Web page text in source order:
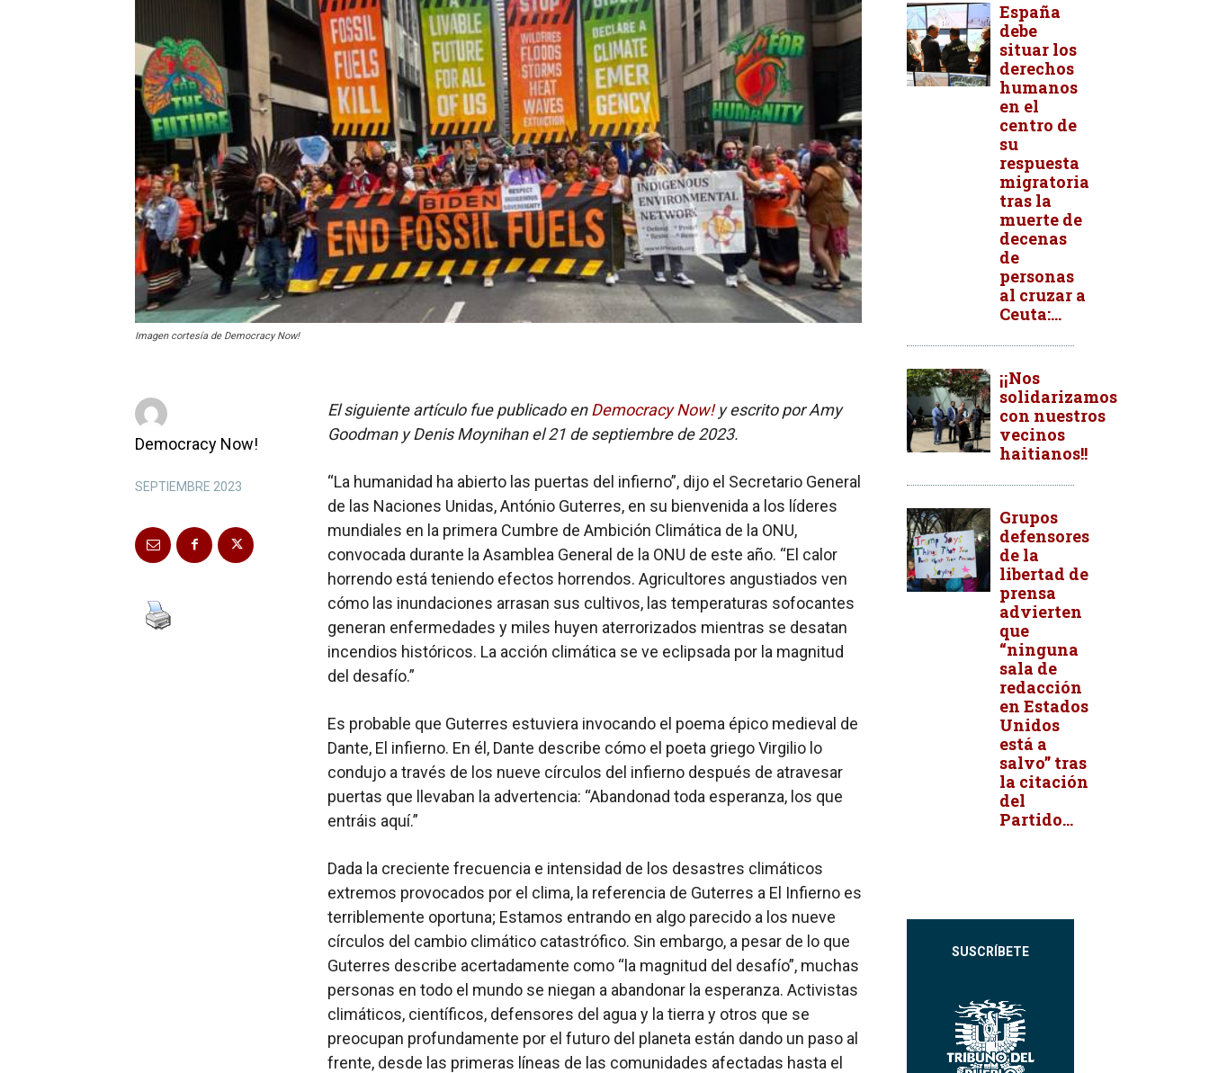
Imagen cortesía de Democracy Now!
Democracy Now!
SEPTIEMBRE 2023
El siguiente artículo fue publicado enDemocracy Now!y escrito por Amy
Goodman y Denis Moynihan el 21 de septiembre de 2023.
“La humanidad ha abierto las puertas del infierno”, dijo el Secretario General
de las Naciones Unidas, António Guterres, en su bienvenida a los líderes
mundiales en la primera Cumbre de Ambición Climática de la ONU,
convocada durante la Asamblea General de la ONU de este año. “El calor
horrendo está teniendo efectos horrendos. Agricultores angustiados ven
cómo las inundaciones arrasan sus cultivos, las temperaturas sofocantes
generan enfermedades y miles huyen aterrorizados mientras se desatan
incendios históricos. La acción climática se ve eclipsada por la magnitud
del desafío.”
Es probable que Guterres estuviera invocando el poema épico medieval de
Dante, El infierno. En él, Dante describe cómo el poeta griego Virgilio lo
condujo a través de los nueve círculos del infierno después de atravesar
puertas que llevaban la advertencia: “Abandonad toda esperanza, los que
entráis aquí.”
Dada la creciente frecuencia e intensidad de los desastres climáticos
extremos provocados por el clima, la referencia de Guterres a El Infierno es
terriblemente oportuna; Estamos entrando en algo parecido a los nueve
círculos del cambio climático catastrófico. Sin embargo, a pesar de lo que
Guterres describe acertadamente como “la magnitud del desafío”, muchas
personas en todo el mundo se niegan a abandonar la esperanza. Activistas
climáticos, científicos, defensores del agua y la tierra y otros que se
preocupan profundamente por el futuro del planeta están dando un paso al
frente, desde las primeras líneas de las comunidades afectadas hasta el
España
debe
situar los
derechos
humanos
en el
centro de
su
respuesta
migratoria
tras la
muerte de
decenas
de
personas
al cruzar a
Ceuta:...
¡¡Nos
solidarizamos
con nuestros
vecinos
haitianos!!
Grupos
defensores
de la
libertad de
prensa
advierten
que
“ninguna
sala de
redacción
en Estados
Unidos
está a
salvo” tras
la citación
del
Partido...
SUSCRÍBETE